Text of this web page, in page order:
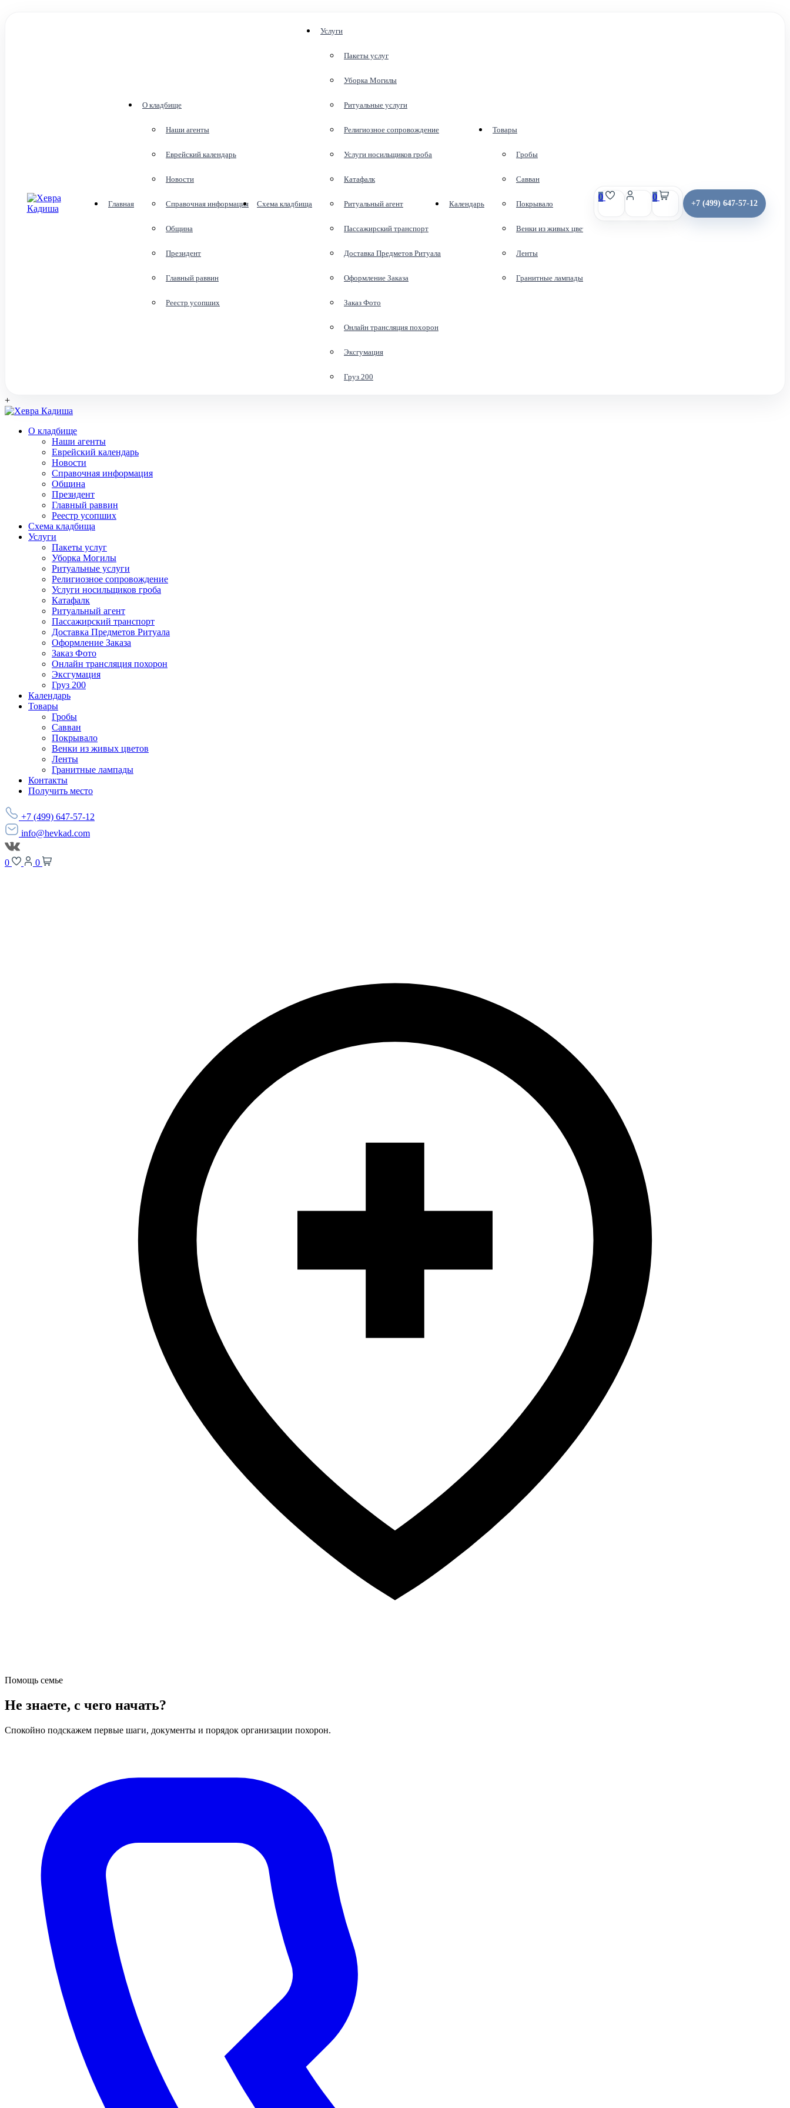
Главная
О кладбище
Наши агенты
Еврейский календарь
Новости
Справочная информация
Община
Президент
Главный раввин
Реестр усопших
Схема кладбища
Услуги
Пакеты услуг
Уборка Могилы
Ритуальные услуги
Религиозное сопровождение
Услуги носильщиков гроба
Катафалк
Ритуальный агент
Пассажирский транспорт
Доставка Предметов Ритуала
Оформление Заказа
Заказ Фото
Онлайн трансляция похорон
Эксгумация
Груз 200
Календарь
Товары
Гробы
Савван
Покрывало
Венки из живых цветов
Ленты
Гранитные лампады
Получить место Контакты
0 0
+7 (499) 647-57-12
+
О кладбище
Наши агенты
Еврейский календарь
Новости
Справочная информация
Община
Президент
Главный раввин
Реестр усопших
Схема кладбища
Услуги
Пакеты услуг
Уборка Могилы
Ритуальные услуги
Религиозное сопровождение
Услуги носильщиков гроба
Катафалк
Ритуальный агент
Пассажирский транспорт
Доставка Предметов Ритуала
Оформление Заказа
Заказ Фото
Онлайн трансляция похорон
Эксгумация
Груз 200
Календарь
Товары
Гробы
Савван
Покрывало
Венки из живых цветов
Ленты
Гранитные лампады
Контакты
Получить место
+7 (499) 647-57-12
info@hevkad.com
0 0
Помощь семье
Не знаете, с чего начать?
Спокойно подскажем первые шаги, документы и порядок организации похорон.